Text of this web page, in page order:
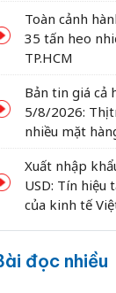
Toàn cảnh
35 tấn heo
TP.HCM
Bản tin giá cả
5/8/2026: Thị
nhiều mặt
Xuất nhập
USD: Tín
của kinh tế
đọc nhiều